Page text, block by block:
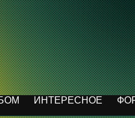
ИНТЕРЕСНОЕ